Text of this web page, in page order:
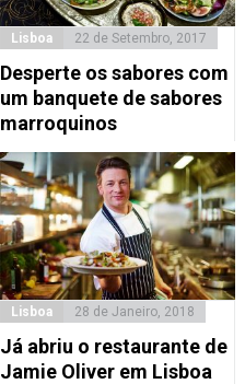
Lisboa 22 de Setembro, 2017
Desperte os sabores com
um banquete de sabores
marroquinos
Lisboa 28 de Janeiro, 2018
Já abriu o restaurante de
Jamie Oliver em Lisboa